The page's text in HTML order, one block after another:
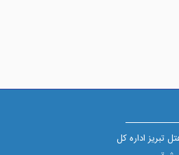
تبریز اداره کل